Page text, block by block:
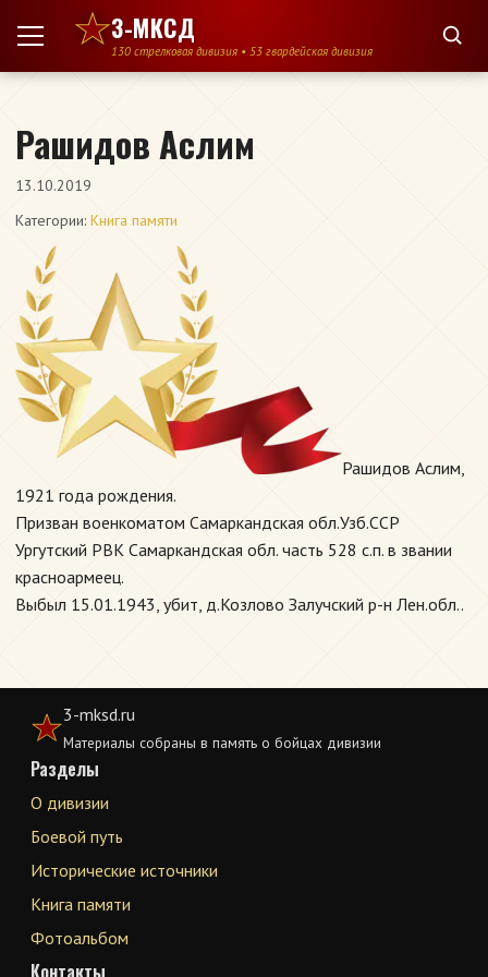
Перейти к содержимому
3-МКСД
130 стрелковая дивизия • 53 гвардейская дивизия
Рашидов Аслим
13.10.2019
Категории: Книга памяти
Рашидов Аслим,
1921 года рождения.
Призван военкоматом Самаркандская обл.Узб.ССР
Ургутский РВК Самаркандская обл. часть 528 с.п. в звании
красноармеец.
Выбыл 15.01.1943, убит, д.Козлово Залучский р-н Лен.обл..
3-mksd.ru
Материалы собраны в память о бойцах дивизии
Разделы
О дивизии
Боевой путь
Исторические источники
Книга памяти
Фотоальбом
Контакты